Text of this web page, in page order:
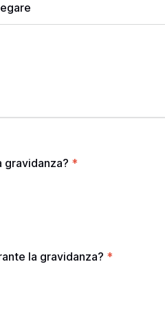
gravidanza? *
la gravidanza? *